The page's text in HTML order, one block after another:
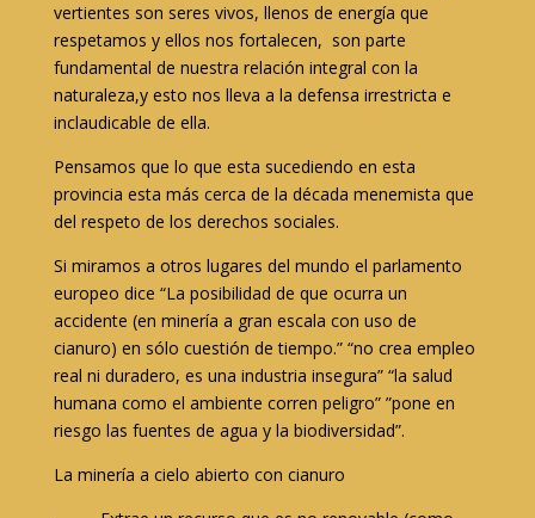
vertientes son seres vivos, llenos de energía que
respetamos y ellos nos fortalecen, son parte
fundamental de nuestra relación integral con la
naturaleza,y esto nos lleva a la defensa irrestricta e
inclaudicable de ella.
Pensamos que lo que esta sucediendo en esta
provincia esta más cerca de la década menemista que
del respeto de los derechos sociales.
Si miramos a otros lugares del mundo el parlamento
europeo dice “La posibilidad de que ocurra un
accidente (en minería a gran escala con uso de
cianuro) en sólo cuestión de tiempo.” “no crea empleo
real ni duradero, es una industria insegura” “la salud
humana como el ambiente corren peligro” ”pone en
riesgo las fuentes de agua y la biodiversidad”.
La minería a cielo abierto con cianuro